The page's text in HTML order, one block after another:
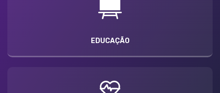
EDUCAÇÃO